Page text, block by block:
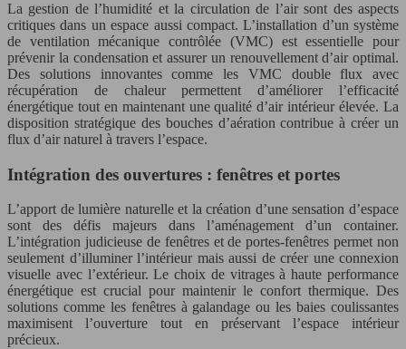
La gestion de l’humidité et la circulation de l’air sont des aspects
critiques dans un espace aussi compact. L’installation d’un système
de ventilation mécanique contrôlée (VMC) est essentielle pour
prévenir la condensation et assurer un renouvellement d’air optimal.
Des solutions innovantes comme les VMC double flux avec
récupération de chaleur permettent d’améliorer l’efficacité
énergétique tout en maintenant une qualité d’air intérieur élevée. La
disposition stratégique des bouches d’aération contribue à créer un
flux d’air naturel à travers l’espace.
Intégration des ouvertures : fenêtres et portes
L’apport de lumière naturelle et la création d’une sensation d’espace
sont des défis majeurs dans l’aménagement d’un container.
L’intégration judicieuse de fenêtres et de portes-fenêtres permet non
seulement d’illuminer l’intérieur mais aussi de créer une connexion
visuelle avec l’extérieur. Le choix de vitrages à haute performance
énergétique est crucial pour maintenir le confort thermique. Des
solutions comme les fenêtres à galandage ou les baies coulissantes
maximisent l’ouverture tout en préservant l’espace intérieur
précieux.